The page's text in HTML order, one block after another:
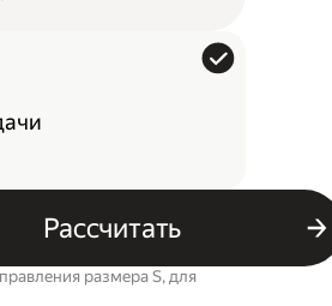
Рассчитать
размера S, для